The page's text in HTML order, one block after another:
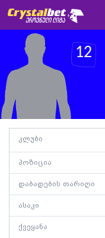
12
კლუბი
პოზიცია
დაბადების თარიღი
ასაკი
ქვეყანა